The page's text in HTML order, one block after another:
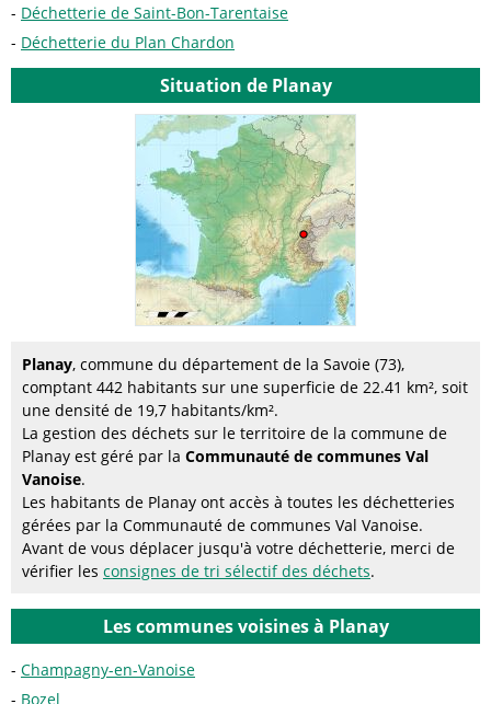
Déchetterie de Saint-Bon-Tarentaise
Déchetterie du Plan Chardon
Situation de Planay
Planay, commune du département de la Savoie (73),
comptant 442 habitants sur une superficie de 22.41 km², soit
une densité de 19,7 habitants/km².
La gestion des déchets sur le territoire de la commune de
Planay est géré par la Communauté de communes Val
Vanoise.
Les habitants de Planay ont accès à toutes les déchetteries
gérées par la Communauté de communes Val Vanoise.
Avant de vous déplacer jusqu'à votre déchetterie, merci de
vérifier les consignes de tri sélectif des déchets.
Les communes voisines à Planay
Champagny-en-Vanoise
Bozel